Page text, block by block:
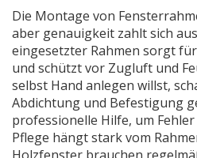
Die Montage von
aber genauigkeit zahlt sich
eingesetzter Rahmen sorgt
und schützt vor Zugluft und
selbst Hand anlegen willst,
Abdichtung und Befestigung
professionelle Hilfe, um
Pflege hängt stark vom